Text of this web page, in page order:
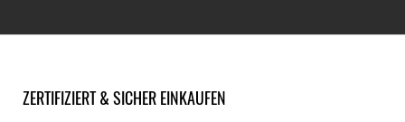
ZERTIFIZIERT & SICHER EINKAUFEN